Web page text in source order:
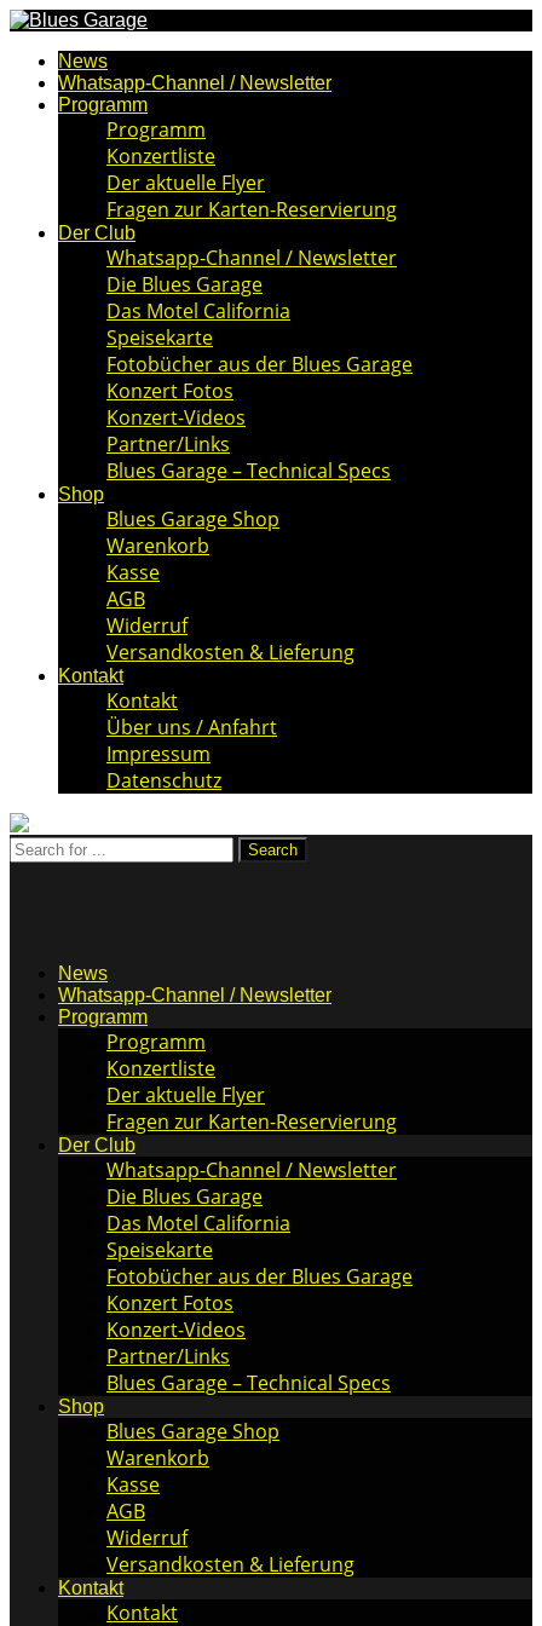
News
Whatsapp-Channel / Newsletter
Programm
Programm
Konzertliste
Der aktuelle Flyer
Fragen zur Karten-Reservierung
Der Club
Whatsapp-Channel / Newsletter
Die Blues Garage
Das Motel California
Speisekarte
Fotobücher aus der Blues Garage
Konzert Fotos
Konzert-Videos
Partner/Links
Blues Garage – Technical Specs
Shop
Blues Garage Shop
Warenkorb
Kasse
AGB
Widerruf
Versandkosten & Lieferung
Kontakt
Kontakt
Über uns / Anfahrt
Impressum
Datenschutz
News
Whatsapp-Channel / Newsletter
Programm
Programm
Konzertliste
Der aktuelle Flyer
Fragen zur Karten-Reservierung
Der Club
Whatsapp-Channel / Newsletter
Die Blues Garage
Das Motel California
Speisekarte
Fotobücher aus der Blues Garage
Konzert Fotos
Konzert-Videos
Partner/Links
Blues Garage – Technical Specs
Shop
Blues Garage Shop
Warenkorb
Kasse
AGB
Widerruf
Versandkosten & Lieferung
Kontakt
Kontakt